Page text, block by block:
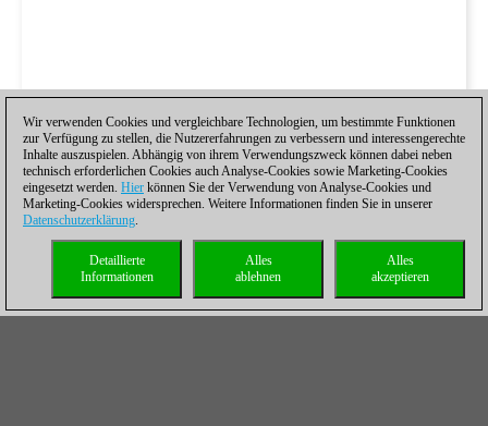
Wir verwenden Cookies und vergleichbare Technologien, um bestimmte Funktionen
zur Verfügung zu stellen, die Nutzererfahrungen zu verbessern und interessengerechte
Inhalte auszuspielen. Abhängig von ihrem Verwendungszweck können dabei neben
technisch erforderlichen Cookies auch Analyse-Cookies sowie Marketing-Cookies
eingesetzt werden. Hier können Sie der Verwendung von Analyse-Cookies und
Marketing-Cookies widersprechen. Weitere Informationen finden Sie in unserer
Datenschutzerklärung.
Alles
akzeptieren
Alles
ablehnen
Detaillierte
Informationen